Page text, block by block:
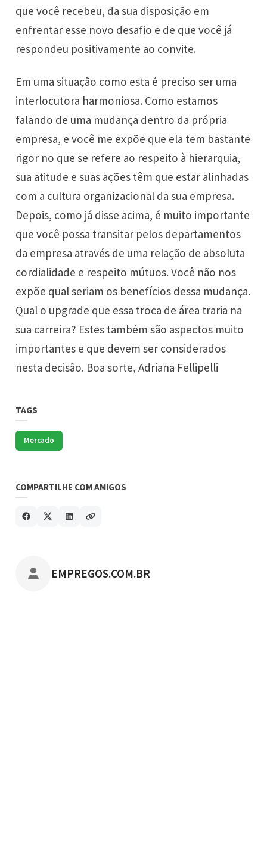
que você recebeu, da sua disposição em
enfrentar esse novo desafio e de que você já
respondeu positivamente ao convite.
Em uma situação como esta é preciso ser uma
interlocutora harmoniosa. Como estamos
falando de uma mudança dentro da própria
empresa, e você me expõe que ela tem bastante
rigor no que se refere ao respeito à hierarquia,
sua atitude e suas ações têm que estar alinhadas
com a cultura organizacional da sua empresa.
Depois, como já disse acima, é muito importante
que você possa transitar pelos departamentos
da empresa através de uma relação de absoluta
cordialidade e respeito mútuos. Você não nos
expõe qual seriam os benefícios dessa mudança.
Qual o upgrade que essa troca de área traria na
sua carreira? Estes também são aspectos muito
importantes e que devem ser considerados
nesta decisão. Boa sorte, Adriana Fellipelli
TAGS
Mercado
COMPARTILHE COM AMIGOS
POSTADO POR
EMPREGOS.COM.BR